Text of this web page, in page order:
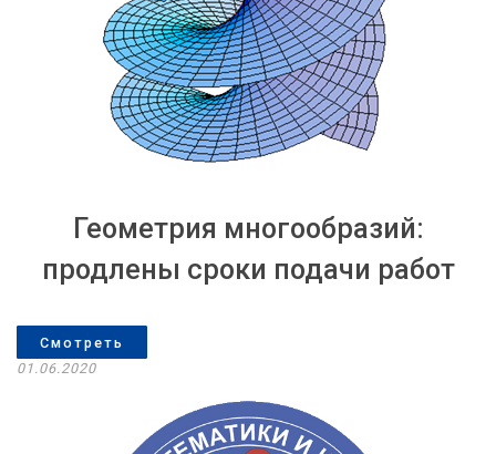
Геометрия многообразий:
продлены сроки подачи работ
Смотреть
01.06.2020